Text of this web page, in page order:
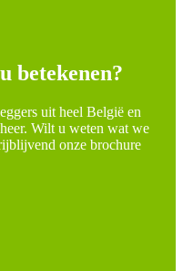
betekenen?
uit heel België en
Wilt u weten wat we
onze brochure